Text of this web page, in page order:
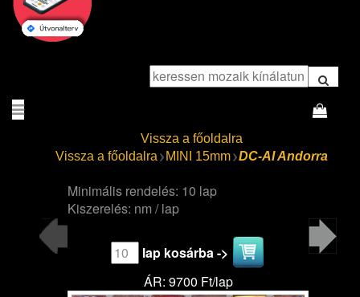
Vissza a főoldalra
Vissza a főoldalra
MINI 15mm DC-AI Andorra
Minimális rendelés: 10 lap
Kiszerelés: nm / lap
lap kosárba ->
ÁR: 9700 Ft/lap